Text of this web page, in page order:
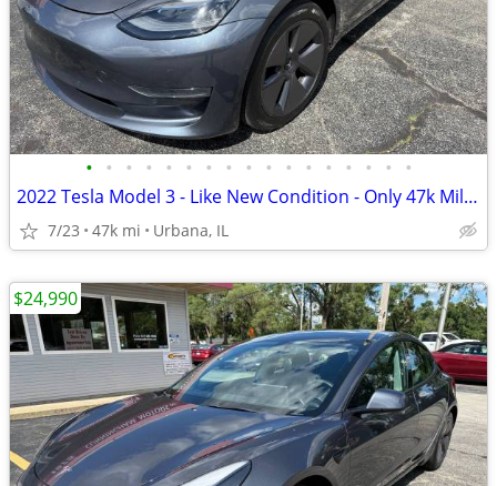
• • • • • • • • • • • • • • • • •
2022 Tesla Model 3 - Like New Condition - Only 47k Miles!
7/23 47k mi Urbana, IL
$24,990